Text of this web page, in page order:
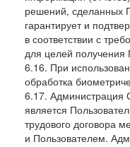
решений, сделанных
гарантирует и
в соответствии с
для целей получения
6.16. При
обработка
6.17. Администрация
является
трудового договора
и Пользователем.